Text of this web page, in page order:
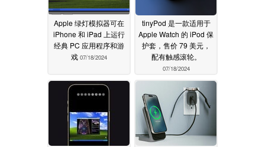
Apple 绿灯模拟器可在
iPhone 和 iPad 上运行
经典 PC 应用程序和游
戏 07/18/2024
tinyPod 是一款适用于
Apple Watch 的 iPod 保
护套，售价 79 美元，
配有触感滚轮。
07/18/2024